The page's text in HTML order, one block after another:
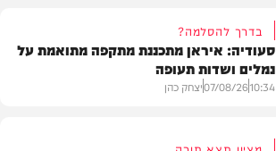
בדרך להסלמה?
סעודיה: איראן מתכננת מתקפה מתואמת על
נמלים ושדות תעופה
10:34
07/08/26יצחק כהן